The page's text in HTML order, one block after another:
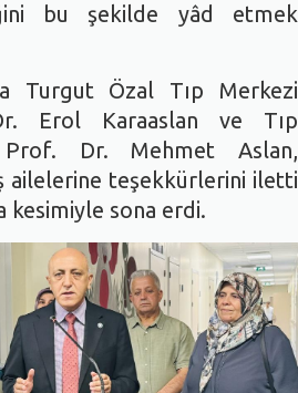
bu şekilde yâd etmek
Turgut Özal Tıp Merkezi
Erol Karaaslan ve Tıp
Prof. Dr. Mehmet Aslan,
ailelerine teşekkürlerini iletti
kesimiyle sona erdi.